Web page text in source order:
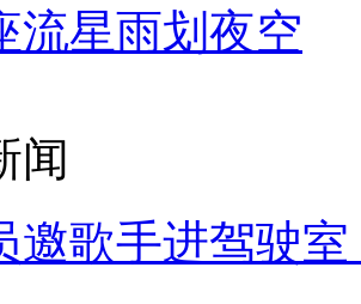
流星雨划夜空
闻
邀歌手进驾驶